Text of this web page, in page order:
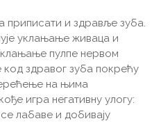
приписати и здравље зуба.
уклањање живаца и
пулпе нервом
здравог зуба покрећу
на њима
игра негативну улогу:
лабаве и добивају